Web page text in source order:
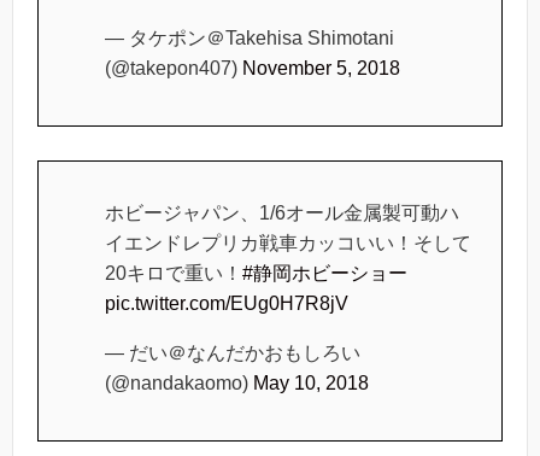
— タケポン＠Takehisa Shimotani
(@takepon407) November 5, 2018
ホビージャパン、1/6オール金属製可動ハ
イエンドレプリカ戦車カッコいい！そして
20キロで重い！ #静岡ホビーショー
pic.twitter.com/EUg0H7R8jV
— だい＠なんだかおもしろい
(@nandakaomo) May 10, 2018